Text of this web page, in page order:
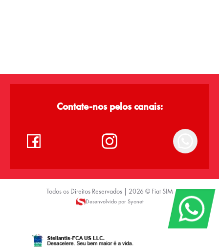
Contate-nos pelos canais:
Todos os Direitos Reservados | 2026 © Fiat SIM
Desenvolvido por Syonet